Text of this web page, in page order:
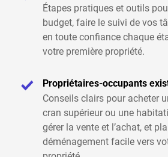
Étapes pratiques et outils
budget, faire le suivi de vos
en toute confiance chaque
votre première propriété.
Propriétaires-occupants
Conseils clairs pour acheter
cran supérieur ou une
gérer la vente et l’achat, et
déménagement facile vers